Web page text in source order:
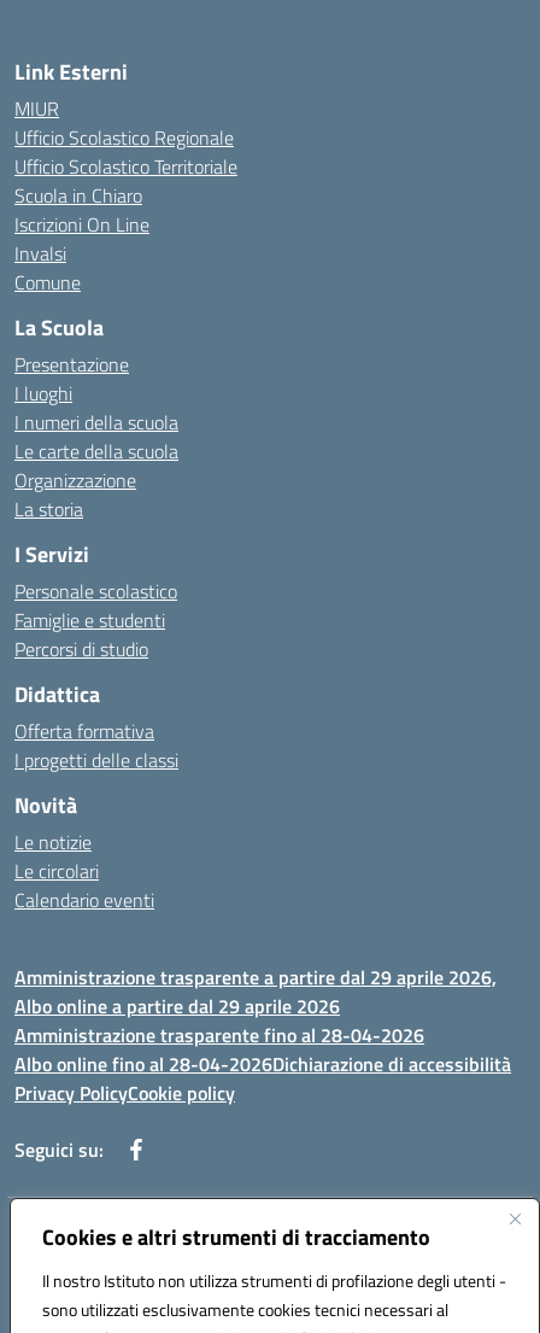
Cookies e altri strumenti di tracciamento
Il nostro Istituto non utilizza strumenti di profilazione degli utenti -
sono utilizzati esclusivamente cookies tecnici necessari al
Link Esterni
MIUR
Ufficio Scolastico Regionale
Ufficio Scolastico Territoriale
Scuola in Chiaro
Iscrizioni On Line
Invalsi
Comune
La Scuola
Presentazione
I luoghi
I numeri della scuola
Le carte della scuola
Organizzazione
La storia
I Servizi
Personale scolastico
Famiglie e studenti
Percorsi di studio
Didattica
Offerta formativa
I progetti delle classi
Novità
Le notizie
Le circolari
Calendario eventi
Amministrazione trasparente a partire dal 29 aprile 2026,
Albo online a partire dal 29 aprile 2026
Amministrazione trasparente fino al 28-04-2026
Albo online fino al 28-04-2026Dichiarazione di accessibilità
Privacy PolicyCookie policy
Seguici su:
Indirizzo:Via Selicato, 1 71122 FOGGIA (FG)
Posta elettronica certificata (PEC):fgee01200c@pec.istruzione.it